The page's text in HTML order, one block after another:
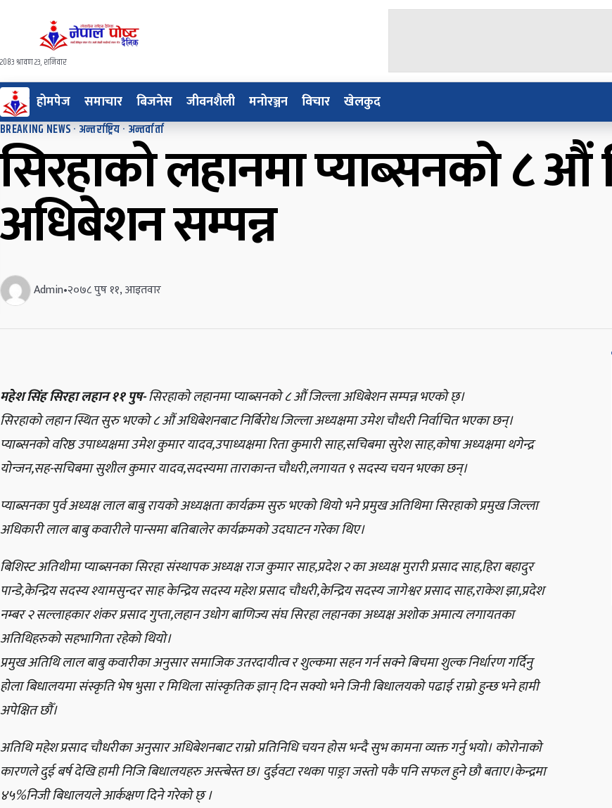
२०८३ श्रावण २३, शनिवार
होमपेज समाचार बिजनेस जीवनशैली मनोरञ्जन विचार खेलकुद
BREAKING NEWS·अन्तर्राष्ट्रिय·अन्तर्वार्ता
सिरहाको लहानमा प्याब्सनको ८ औं
अधिबेशन सम्पन्न
Admin•२०७८ पुष ११, आइतवार
महेश सिंह सिरहा लहान ११ पुष-सिरहाको लहानमा प्याब्सनको ८ औं जिल्ला अधिबेशन सम्पन्न भएको छ्।
सिरहाको लहान स्थित सुरु भएको ८ औं अधिबेशनबाट निर्बिरोध जिल्ला अध्यक्षमा उमेश चौधरी निर्वाचित भएका छन्।
प्याब्सनको वरिष्ठ उपाध्यक्षमा उमेश कुमार यादव,उपाध्यक्षमा रिता कुमारी साह,सचिबमा सुरेश साह,कोषा अध्यक्षमा थगेन्द्र
योन्जन,सह-सचिबमा सुशील कुमार यादव,सदस्यमा ताराकान्त चौधरी,लगायत ९ सदस्य चयन भएका छन्।
प्याब्सनका पुर्व अध्यक्ष लाल बाबु रायको अध्यक्षता कार्यक्रम सुरु भएको थियो भने प्रमुख अतिथिमा सिरहाको प्रमुख जिल्ला
अधिकारी लाल बाबु कवारीले पान्समा बतिबालेर कार्यक्रमको उदघाटन गरेका थिए।
बिशिस्ट अतिथीमा प्याब्सनका सिरहा संस्थापक अध्यक्ष राज कुमार साह,प्रदेश २ का अध्यक्ष मुरारी प्रसाद साह,हिरा बहादुर
पान्डे,केन्द्रिय सदस्य श्यामसुन्दर साह केन्द्रिय सदस्य महेश प्रसाद चौधरी,केन्द्रिय सदस्य जागेश्वर प्रसाद साह,राकेश झा,प्रदेश
नम्बर २ सल्लाहकार शंकर प्रसाद गुप्ता,लहान उधोग बाणिज्य संघ सिरहा लहानका अध्यक्ष अशोक अमात्य लगायतका
अतिथिहरुको सहभागिता रहेको थियो।
प्रमुख अतिथि लाल बाबु कवारीका अनुसार समाजिक उतरदायीत्व र शुल्कमा सहन गर्न सक्ने बिचमा शुल्क निर्धारण गर्दिनु
होला बिधालयमा संस्कृति भेष भुसा र मिथिला सांस्कृतिक ज्ञान् दिन सक्यो भने जिनी बिधालयको पढाई राम्रो हुन्छ भने हामी
अपेक्षित छौँ।
अतिथि महेश प्रसाद चौधरीका अनुसार अधिबेशनबाट राम्रो प्रतिनिधि चयन होस भन्दै सुभ कामना व्यक्त गर्नु भयो। कोरोनाको
कारणले दुई बर्ष देखि हामी निजि बिधालयहरु अस्त्बेस्त छ। दुईवटा रथका पाङ्रा जस्तो पकै पनि सफल हुने छौ बताए।केन्द्रमा
४५%निजी बिधालयले आर्कक्षण दिने गरेको छ् ।